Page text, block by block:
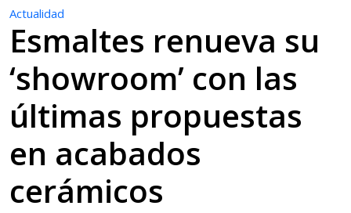
Actualidad
Esmaltes renueva su
‘showroom’ con las
últimas propuestas
en acabados
cerámicos